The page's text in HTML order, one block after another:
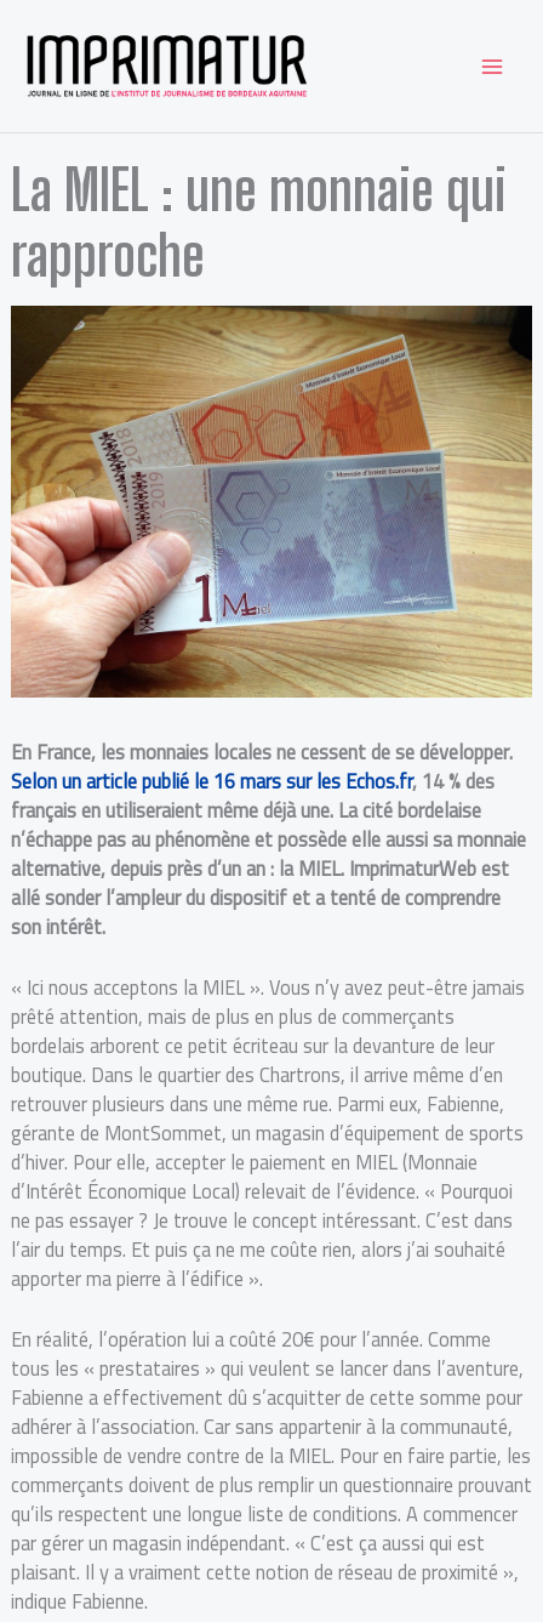
La MIEL : une monnaie qui
rapproche
En France, les monnaies locales ne cessent de se développer.
Selon un article publié le 16 mars sur les Echos.fr, 14 % des
français en utiliseraient même déjà une. La cité bordelaise
n’échappe pas au phénomène et possède elle aussi sa monnaie
alternative, depuis près d’un an : la MIEL. ImprimaturWeb est
allé sonder l’ampleur du dispositif et a tenté de comprendre
son intérêt.
« Ici nous acceptons la MIEL ». Vous n’y avez peut-être jamais
prêté attention, mais de plus en plus de commerçants
bordelais arborent ce petit écriteau sur la devanture de leur
boutique. Dans le quartier des Chartrons, il arrive même d’en
retrouver plusieurs dans une même rue. Parmi eux, Fabienne,
gérante de MontSommet, un magasin d’équipement de sports
d’hiver. Pour elle, accepter le paiement en MIEL (Monnaie
d’Intérêt Économique Local) relevait de l’évidence. « Pourquoi
ne pas essayer ? Je trouve le concept intéressant. C’est dans
l’air du temps. Et puis ça ne me coûte rien, alors j’ai souhaité
apporter ma pierre à l’édifice ».
En réalité, l’opération lui a coûté 20€ pour l’année. Comme
tous les « prestataires » qui veulent se lancer dans l’aventure,
Fabienne a effectivement dû s’acquitter de cette somme pour
adhérer à l’association. Car sans appartenir à la communauté,
impossible de vendre contre de la MIEL. Pour en faire partie, les
commerçants doivent de plus remplir un questionnaire prouvant
qu’ils respectent une longue liste de conditions. A commencer
par gérer un magasin indépendant. « C’est ça aussi qui est
plaisant. Il y a vraiment cette notion de réseau de proximité »,
indique Fabienne.